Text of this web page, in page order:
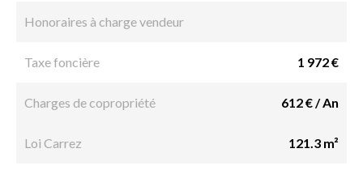
Honoraires à charge vendeur
Taxe foncière 1 972 €
Charges de copropriété 612 € / An
Loi Carrez 121.3 m²